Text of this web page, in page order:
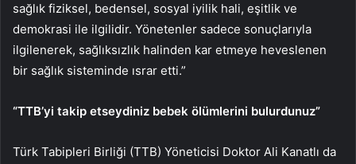
sağlık fiziksel, bedensel, sosyal iyilik hali, eşitlik ve
demokrasi ile ilgilidir. Yönetenler sadece sonuçlarıyla
ilgilenerek, sağlıksızlık halinden kar etmeye heveslenen
bir sağlık sisteminde ısrar etti.”
“TTB’yi takip etseydiniz bebek ölümlerini bulurdunuz”
Türk Tabipleri Birliği (TTB) Yöneticisi Doktor Ali Kanatlı da